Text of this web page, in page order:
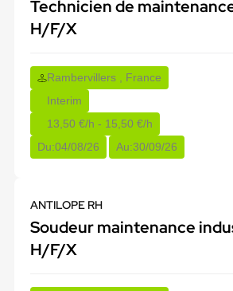
Technicien de
H/F/X
Rambervillers , France
Interim
13,50 €/h - 15,50 €/h
Du:04/08/26 Au:30/09/26
ANTILOPE RH
Soudeur maintenance
H/F/X